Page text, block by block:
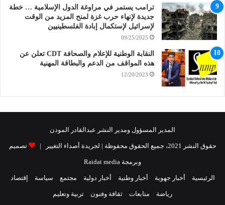
ترامب يستمر في مراوغة الدول الإسلامية … خطة
جديدة لإنهاء حرب غزة لمنح المزيد من الوقت
لإسرائيل لإستكمال إبادة الفلسطينيين
09/25/2025
النقابة الوطنية للإعلام والصحافة CDT تعلن عن
هذه المواقف من الدعم والبطاقة المهنية
12/20/2023
المدير المسؤول ومدير النشر عبدالقادر المودن
حقوق النشر 2021، جميع الحقوق محفوظة | لجريدة أصداء التغيير | تصميم
وبرمجة Raidat media
الرئيسية أخبار جهوية أخبار وطنية أخبار دولية مجتمع سياسة إقتصاد
رياضة متابعات ثقافة وفنون تربية وتعليم